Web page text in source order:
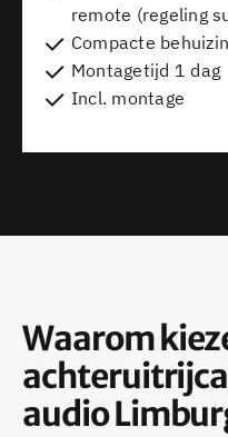
remote (regeling
Compacte
Montagetijd 1 dag
Incl. montage
Waarom
audio